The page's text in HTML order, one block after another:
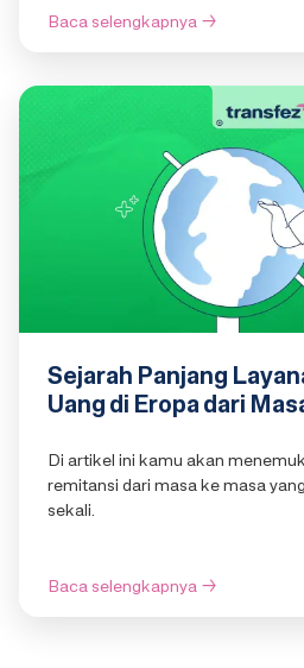
Baca selengkapnya→
Sejarah Panjang
Uang di Eropa dari
Di artikel ini kamu akan
remitansi dari masa ke masa
sekali.
Baca selengkapnya→